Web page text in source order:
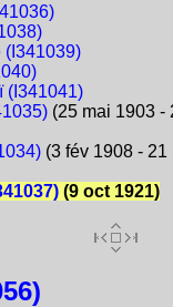
(I341039)
(I341041)
(25 mai 1903 -
(3 fév 1908 - 21
(9 oct 1921)